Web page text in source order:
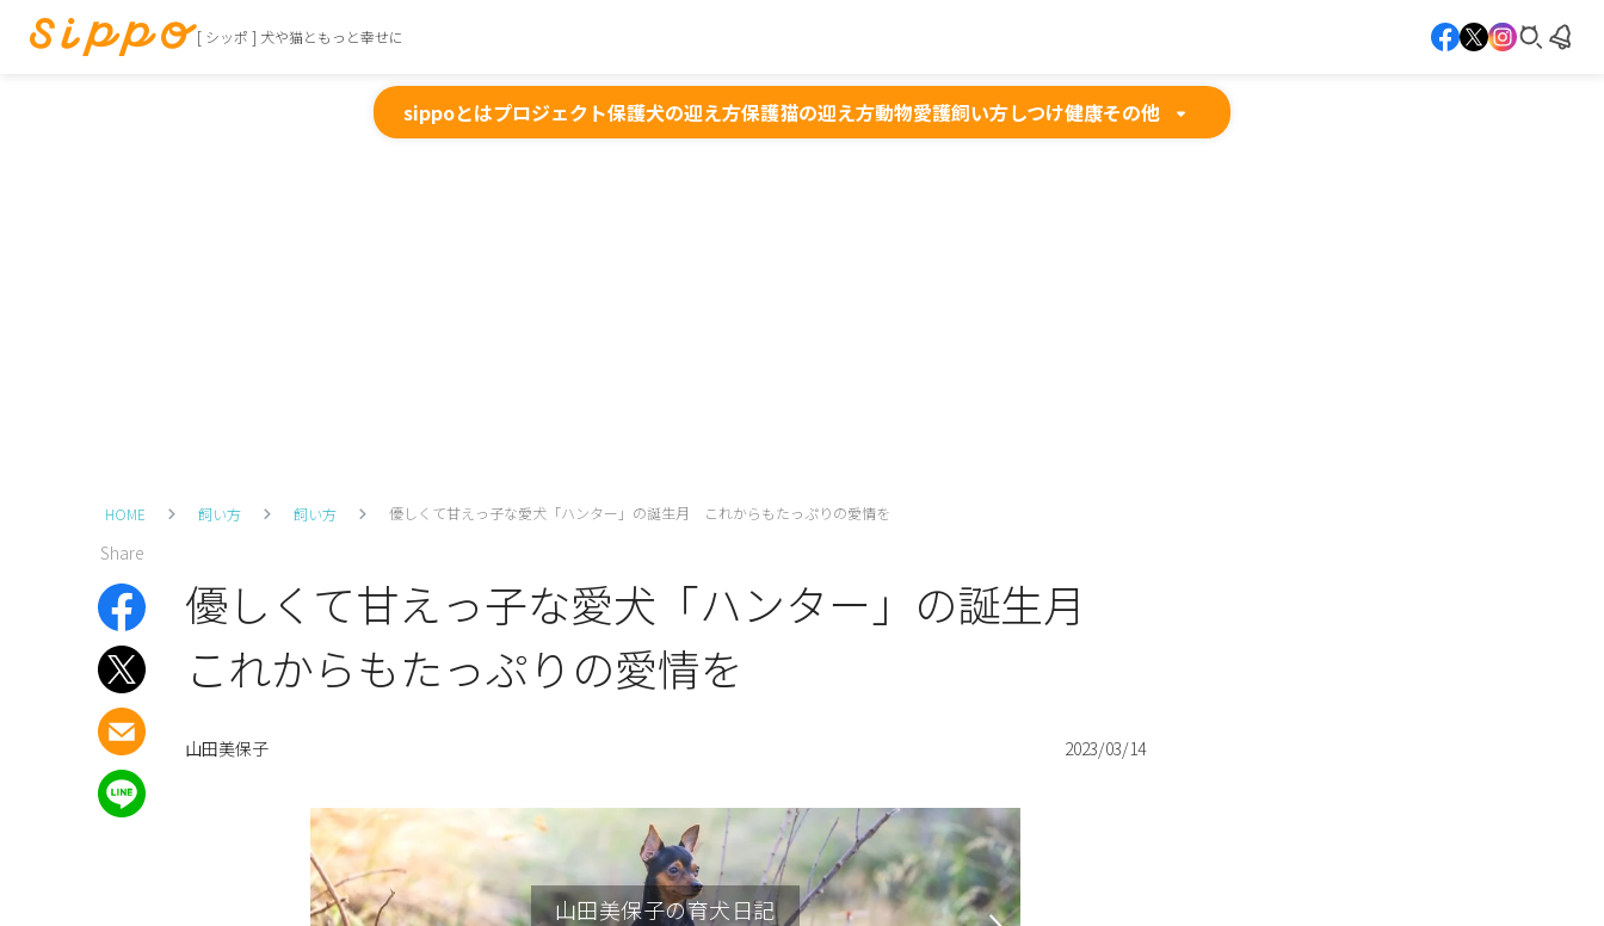
[ シッポ ] 犬や猫ともっと幸せに
sippoとはプロジェクト保護犬の迎え方保護猫の迎え方動物愛護飼い方しつけ健康その他
HOME 飼い方 飼い方 優しくて甘えっ子な愛犬「ハンター」の誕生月 これからもたっぷりの愛情を
Share
優しくて甘えっ子な愛犬「ハンター」の誕生月
これからもたっぷりの愛情を
山田美保子 2023/03/14
山田美保子の育犬日記